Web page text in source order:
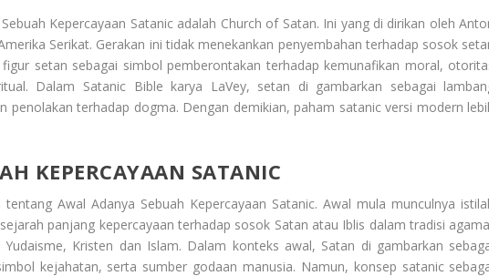
Sebuah Kepercayaan Satanicadalah Church of Satan. Ini yang di dirikan oleh
Serikat. Gerakan ini tidak menekankan penyembahan terhadap sosok
setan sebagai simbol pemberontakan terhadap kemunafikan moral,
Dalam Satanic Bible karya LaVey, setan di gambarkan sebagai
penolakan terhadap dogma. Dengan demikian, paham satanic versi modern
KEPERCAYAAN SATANIC
tentang Awal Adanya Sebuah Kepercayaan Satanic. Awal mula munculnya
panjang kepercayaan terhadap sosok Satan atau Iblis dalam tradisi
Kristen dan Islam. Dalam konteks awal, Satan di gambarkan
kejahatan, serta sumber godaan manusia. Namun, konsep satanic